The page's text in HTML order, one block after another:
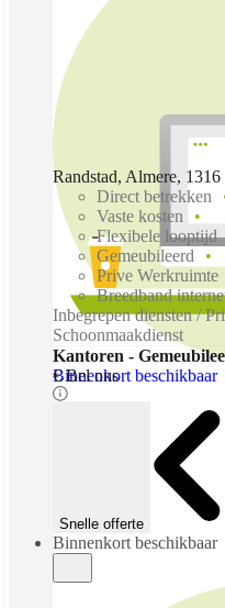
Binnenkort beschikbaar
Randstad, Almere,
Direct betrekken
Vaste kosten
Flexibele looptijd
Gemeubileerd
Prive Werkruimte
Breedband
Inbegrepen diensten /
Schoonmaakdienst
Kantoren -
€ Bel ons
Snelle offerte
Binnenkort beschikbaar